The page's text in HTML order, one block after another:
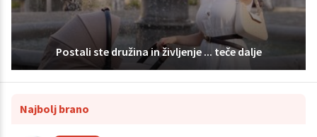
Postali ste družina in življenje ... teče dalje
Najbolj brano